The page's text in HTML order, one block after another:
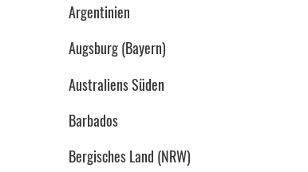
Argentinien
Augsburg (Bayern)
Australiens Süden
Barbados
Bergisches Land (NRW)